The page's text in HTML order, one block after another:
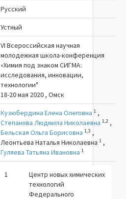
Русский
Устный
VI Всероссийская научная
молодежная школа-конференция
«Химия под знаком СИГМА:
исследования, инновации,
технологии"
18-20 мая 2020 , Омск
Кузюбердина Елена Олеговна 1 ,
Степанова Людмила Николаевна 1,2 ,
Бельская Ольга Борисовна 1,3 ,
Леонтьева Наталья Николаевна1 ,
Гуляева Татьяна Ивановна 1
1
Центр новых химических
технологий
Федерального